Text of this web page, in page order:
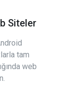
Siteler
tam
web